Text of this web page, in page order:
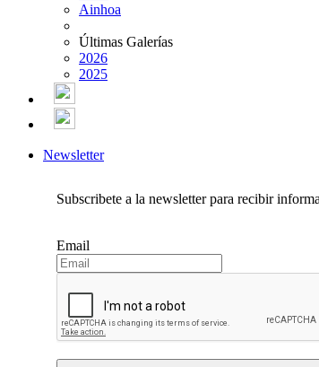
Ainhoa
Últimas Galerías
2026
2025
Newsletter
Subscribete a la newsletter para recibir
Email